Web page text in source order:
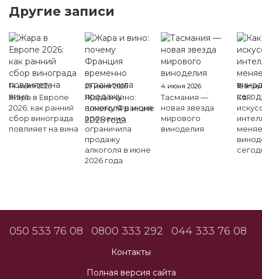
Другие записи
14 июля 2026
Жара в Европе
2026: как ранний
сбор винограда
повлияет на вина
29 июня 2026
Жара и вино:
почему Франция
временно
ограничила
продажу
алкоголя в июне
2026 года
4 июня 2026
Тасмания —
новая звезда
мирового
виноделия
16
Как
050 533 76 08 0800 333 292 044 333 76 08
Контакты
Полная версия сайта